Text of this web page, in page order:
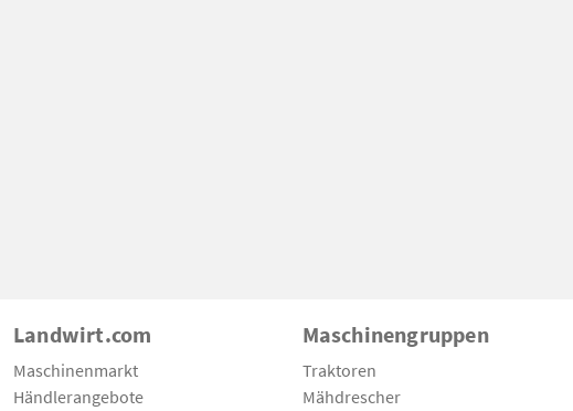
Landwirt.com
Maschinenmarkt
Händlerangebote
Maschinengruppen
Traktoren
Mähdrescher